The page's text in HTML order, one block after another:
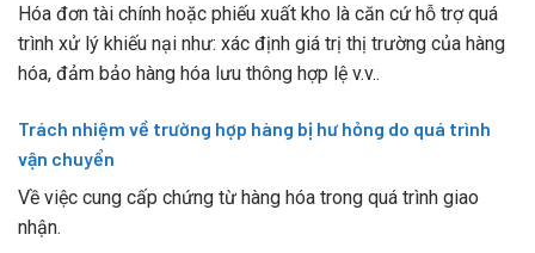
Hóa đơn tài chính hoặc phiếu xuất kho là căn cứ hỗ trợ quá
trình xử lý khiếu nại như: xác định giá trị thị trường của hàng
hóa, đảm bảo hàng hóa lưu thông hợp lệ v.v..
Trách nhiệm về trường hợp hàng bị hư hỏng do quá trình
vận chuyển
Về việc cung cấp chứng từ hàng hóa trong quá trình giao
nhận.